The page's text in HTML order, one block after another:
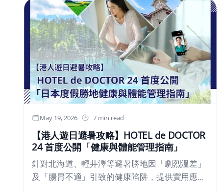
本橋三越本店舉行的「獺祭」期間快閃特賣——
「藝術與獺祭、獺祭與藝術」中，聯同東京銀器
職人參展，展現日本手工藝之美。日本傳統同意
與日本酒文化，日現代設計呈現會場內發售與漫
畫家弘兼憲史聯名的「錦帶橋與櫻花」系列、東
京銀器（TOKYO SILVER）的純銀製銀杯及酒
器，以及與陶藝家・茶人山田翔太合作的聯名酒
器等。本次企劃結合東京銀器的技術、獺祭的酒
文化，以及藝術家的表現手法，將品嚐日本酒的
本橋與錦帶橋，櫻花精緻汲取靈感今次商品系列
的靈感，源自日本橋三越本店會場，以及獺祭酒
藏所在的山口縣岩國市之風景。會場所在的日本
橋，與象徵岩國的錦帶橋，同為日本三名橋之
May 19, 2026 7 min read
【港人遊日避暑攻略】HOTEL de DOCTOR
24 首度公開「健康與體能管理指南」
針對北海道、輕井澤等避暑勝地因「劇烈溫差」
及「腸胃不適」引致的健康陷阱，提供實用應對